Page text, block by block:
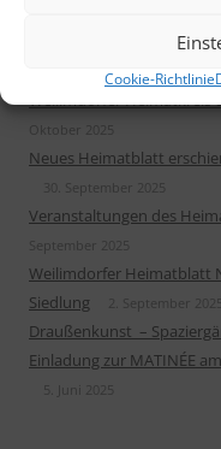
Cookie-Richtlinie
Sonderausstellung
Weilimdorfer Heimatkreis
Oktober 2025
Neues Heimatblatt
30. September 2025
Veranstaltungen des
September 2025
Weilimdorfer Heimatblatt
Siedlung
2. September 2025
Draußenkunst –
Einladung zur MATINÉE
5. Juni 2025